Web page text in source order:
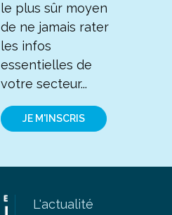
le plus sûr moyen
de ne jamais rater
les infos
essentielles de
votre secteur...
JE M'INSCRIS
L'actualité